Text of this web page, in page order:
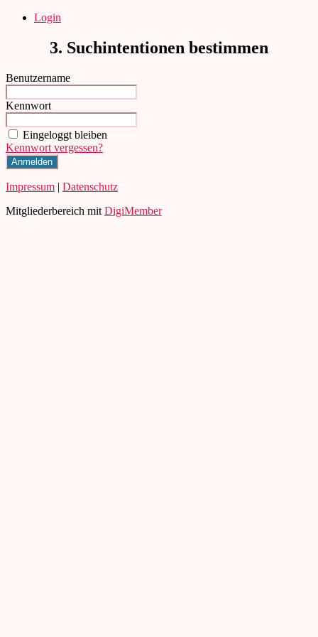
Direkt Login
3. Suchintentionen bestimmen
Benutzername
Kennwort
Eingeloggt bleiben
Kennwort vergessen?
Impressum | Datenschutz
Mitgliederbereich mit DigiMember